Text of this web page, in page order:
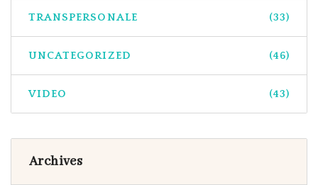
TRANSPERSONALE (33)
UNCATEGORIZED (46)
VIDEO (43)
Archives